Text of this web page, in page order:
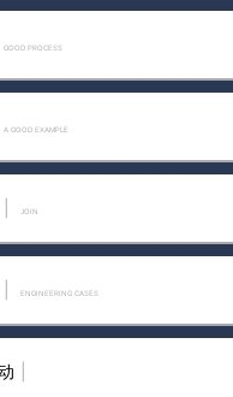
米
2026年口碑好的
料：以“进口溯源+
GOOD PROCESS
A GOOD EXAMPLE
join
ENGINEERING CASES